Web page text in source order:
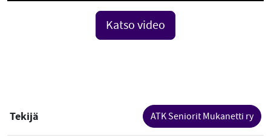
Katso video
Tekijä ATK Seniorit Mukanetti ry